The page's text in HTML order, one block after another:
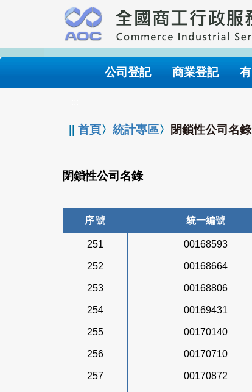
要
內
公司登記 商業登記
||首頁〉統計專區〉 閉鎖性公司名錄
閉鎖性公司名錄
序號 統一編號
251 00168593
252 00168664
253 00168806
254 00169431
255 00170140
256 00170710
257 00170872